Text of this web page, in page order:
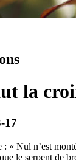
la
17
: « Nul n’est
le serpent de